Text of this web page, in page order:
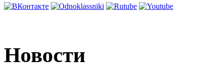
Новости